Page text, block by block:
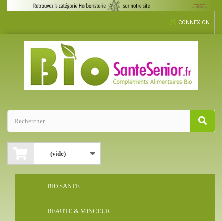
CONNEXION
(vide)
BIO SANTE
BEAUTE & MINCEUR